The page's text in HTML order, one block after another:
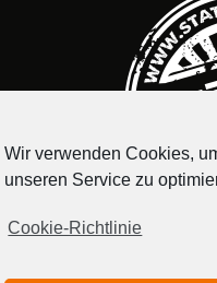
Wir verwenden Cookies,
unseren Service zu
Cookie-Richtlinie